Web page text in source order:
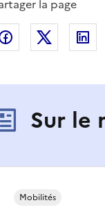
la page
Partager sur
Sur le
Mobilités